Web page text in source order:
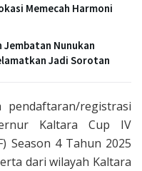
Memecah Harmoni
Jembatan Nunukan
Jadi Sorotan
registrasi
Kaltara Cup IV
Season 4 Tahun 2025
dari wilayah Kaltara